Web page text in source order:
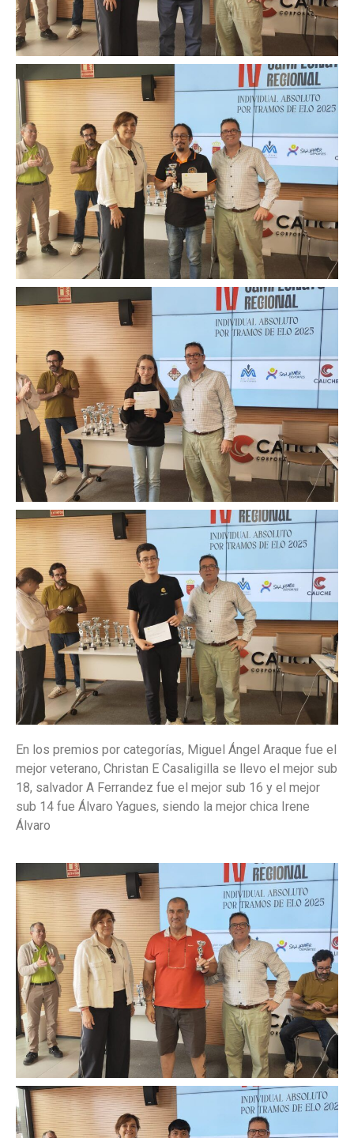
En los premios por categorías, Miguel Ángel Araque fue el
mejor veterano, Christan E Casaligilla se llevo el mejor sub
18, salvador A Ferrandez fue el mejor sub 16 y el mejor
sub 14 fue Álvaro Yagues, siendo la mejor chica Irene
Álvaro